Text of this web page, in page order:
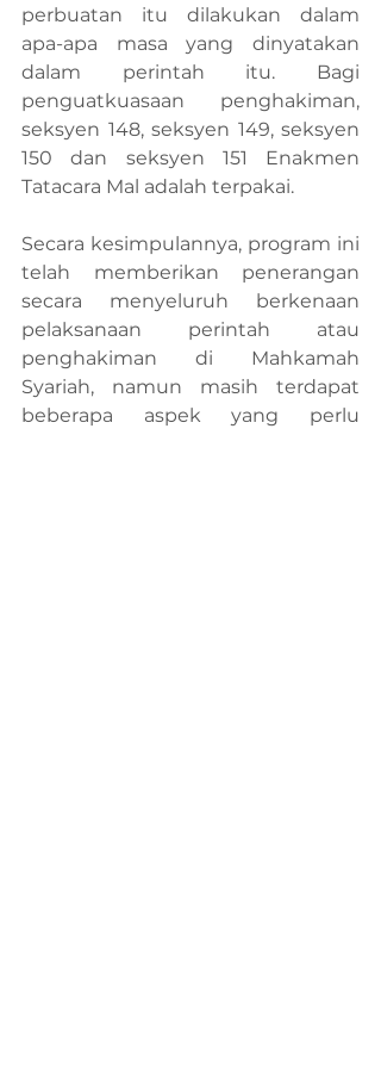
perbuatan itu dilakukan dalam
apa-apa masa yang dinyatakan
dalam perintah itu. Bagi
penguatkuasaan penghakiman,
seksyen 148, seksyen 149, seksyen
150 dan seksyen 151 Enakmen
Tatacara Mal adalah terpakai.
Secara kesimpulannya, program ini
telah memberikan penerangan
secara menyeluruh berkenaan
pelaksanaan perintah atau
penghakiman di Mahkamah
Syariah, namun masih terdapat
beberapa aspek yang perlu